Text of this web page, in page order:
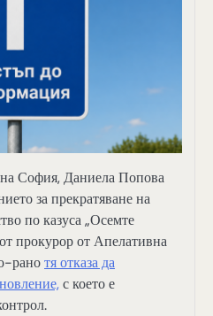
София, Даниела Попова
за прекратяване на
по казуса „Осемте
прокурор от Апелативна
ранотя отказа да
с което е